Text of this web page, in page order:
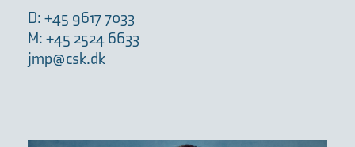
D: +45 9617 7033
M: +45 2524 6633
jmp@csk.dk